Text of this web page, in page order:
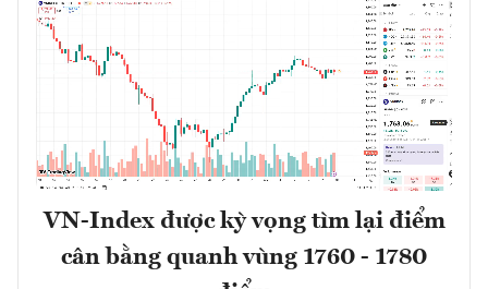
VN-Index được kỳ vọng tìm lại điểm
cân bằng quanh vùng 1760 - 1780